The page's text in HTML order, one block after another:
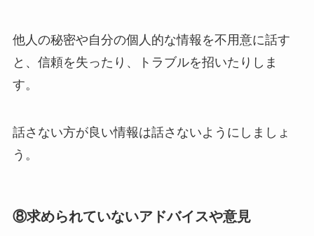
他人の秘密や自分の個人的な情報を不用意に話す
と、信頼を失ったり、トラブルを招いたりしま
す。
話さない方が良い情報は話さないようにしましょ
う。
⑧求められていないアドバイスや意見